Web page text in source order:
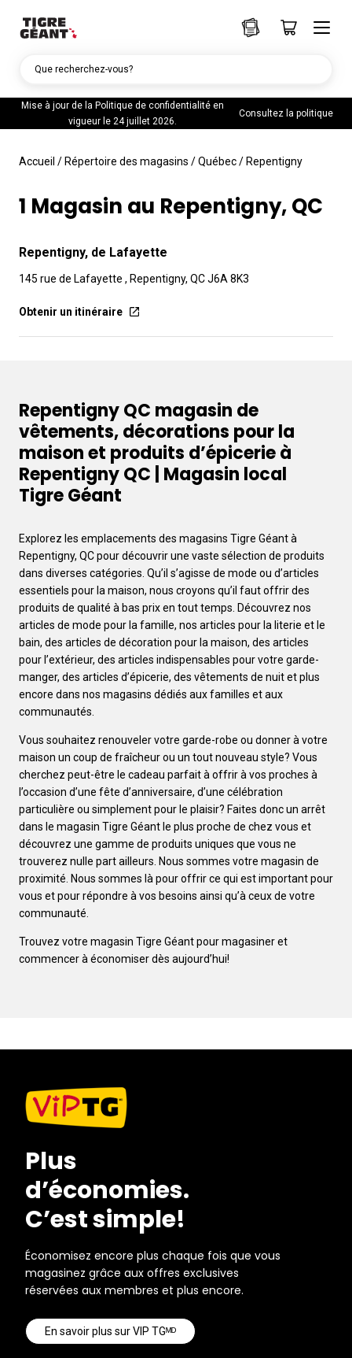
Mise à jour de la Politique de confidentialité en
vigueur le 24 juillet 2026.
Consultez la politique
Que recherchez-vous?
Accueil / Répertoire des magasins /Québec/ Repentigny
1 Magasin au Repentigny, QC
Repentigny, de Lafayette
145 rue de Lafayette , Repentigny, QC J6A 8K3
Obtenir un itinéraire
Repentigny QC magasin de
vêtements, décorations pour la
maison et produits d’épicerie à
Repentigny QC | Magasin local
Tigre Géant
Explorez les emplacements des magasins Tigre Géant à
Repentigny, QC pour découvrir une vaste sélection de produits
dans diverses catégories. Qu’il s’agisse de mode ou d’articles
essentiels pour la maison, nous croyons qu’il faut offrir des
produits de qualité à bas prix en tout temps. Découvrez nos
articles de mode pour la famille, nos articles pour la literie et le
bain, des articles de décoration pour la maison, des articles
pour l’extérieur, des articles indispensables pour votre garde-
manger, des articles d’épicerie, des vêtements de nuit et plus
encore dans nos magasins dédiés aux familles et aux
communautés.
Vous souhaitez renouveler votre garde-robe ou donner à votre
maison un coup de fraîcheur ou un tout nouveau style? Vous
cherchez peut-être le cadeau parfait à offrir à vos proches à
l’occasion d’une fête d’anniversaire, d’une célébration
particulière ou simplement pour le plaisir? Faites donc un arrêt
dans le magasin Tigre Géant le plus proche de chez vous et
découvrez une gamme de produits uniques que vous ne
trouverez nulle part ailleurs. Nous sommes votre magasin de
proximité. Nous sommes là pour offrir ce qui est important pour
vous et pour répondre à vos besoins ainsi qu’à ceux de votre
communauté.
Trouvez votre magasin Tigre Géant pour magasiner et
commencer à économiser dès aujourd’hui!
Plus
d’économies.
C’est simple!
Économisez encore plus chaque fois que vous
magasinez grâce aux offres exclusives
réservées aux membres et plus encore.
En savoir plus sur VIP TGᴹᴰ